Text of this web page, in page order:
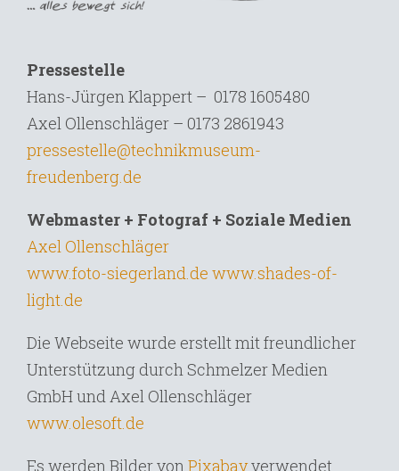
Pressestelle
Hans-Jürgen Klappert – 0178 1605480
Axel Ollenschläger – 0173 2861943
pressestelle@technikmuseum-
freudenberg.de
Webmaster + Fotograf + Soziale Medien
Axel Ollenschläger
www.foto-siegerland.de www.shades-of-
light.de
Die Webseite wurde erstellt mit freundlicher
Unterstützung durch Schmelzer Medien
GmbH und Axel Ollenschläger
www.olesoft.de
Es werden Bilder von Pixabayverwendet